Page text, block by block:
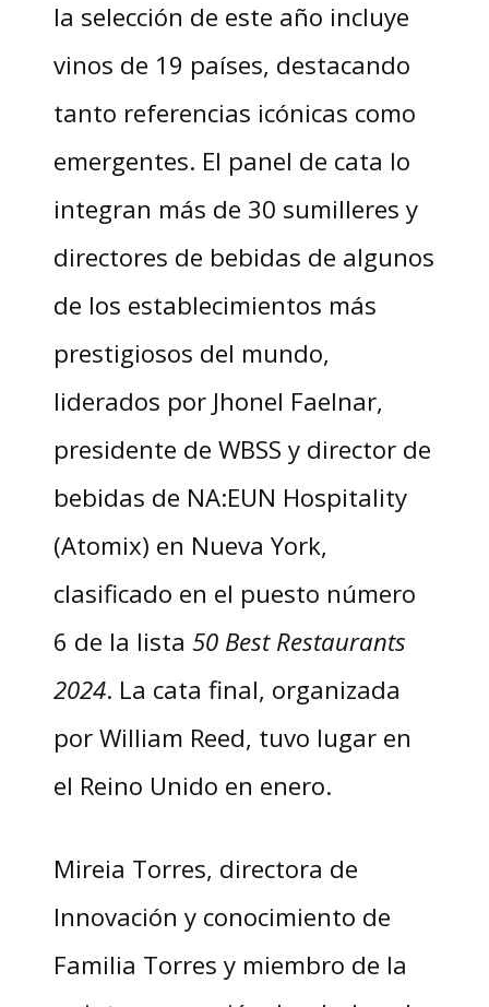
la selección de este año incluye
vinos de 19 países, destacando
tanto referencias icónicas como
emergentes. El panel de cata lo
integran más de 30 sumilleres y
directores de bebidas de algunos
de los establecimientos más
prestigiosos del mundo,
liderados por Jhonel Faelnar,
presidente de WBSS y director de
bebidas de NA:EUN Hospitality
(Atomix) en Nueva York,
clasificado en el puesto número
6 de la lista 50 Best Restaurants
2024. La cata final, organizada
por William Reed, tuvo lugar en
el Reino Unido en enero.
Mireia Torres, directora de
Innovación y conocimiento de
Familia Torres y miembro de la